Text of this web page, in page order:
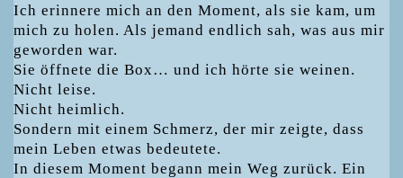
Ich erinnere mich an den Moment, als sie kam, um
mich zu holen. Als jemand endlich sah, was aus mir
geworden war.
Sie öffnete die Box… und ich hörte sie weinen.
Nicht leise.
Nicht heimlich.
Sondern mit einem Schmerz, der mir zeigte, dass
mein Leben etwas bedeutete.
In diesem Moment begann mein Weg zurück. Ein